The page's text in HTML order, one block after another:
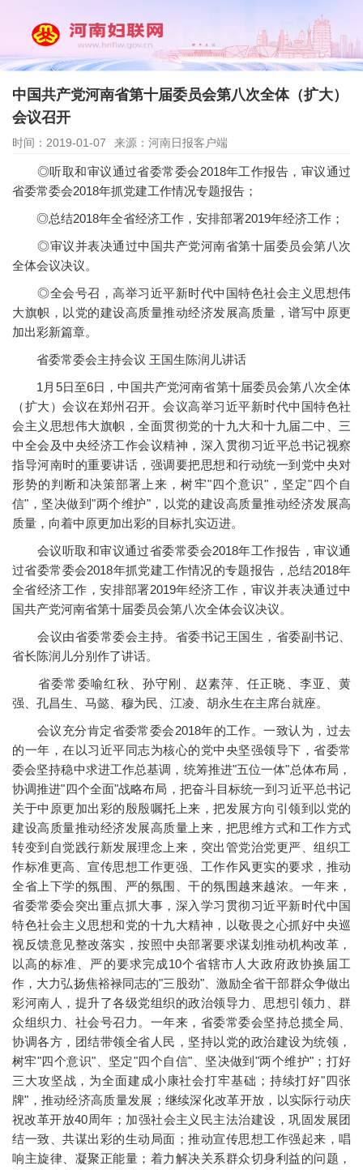
中国共产党河南省第十届委员会第八次全体（扩大）
会议召开
时间：2019-01-07 来源：河南日报客户端
◎听取和审议通过省委常委会2018年工作报告，审议通过
省委常委会2018年抓党建工作情况专题报告；
◎总结2018年全省经济工作，安排部署2019年经济工作；
◎审议并表决通过中国共产党河南省第十届委员会第八次
全体会议决议。
◎全会号召，高举习近平新时代中国特色社会主义思想伟
大旗帜，以党的建设高质量推动经济发展高质量，谱写中原更
加出彩新篇章。
省委常委会主持会议 王国生陈润儿讲话
1月5日至6日，中国共产党河南省第十届委员会第八次全体
（扩大）会议在郑州召开。会议高举习近平新时代中国特色社
会主义思想伟大旗帜，全面贯彻党的十九大和十九届二中、三
中全会及中央经济工作会议精神，深入贯彻习近平总书记视察
指导河南时的重要讲话，强调要把思想和行动统一到党中央对
形势的判断和决策部署上来，树牢"四个意识"，坚定"四个自
信"，坚决做到"两个维护"，以党的建设高质量推动经济发展高
质量，向着中原更加出彩的目标扎实迈进。
会议听取和审议通过省委常委会2018年工作报告，审议通
过省委常委会2018年抓党建工作情况的专题报告，总结2018年
全省经济工作，安排部署2019年经济工作，审议并表决通过中
国共产党河南省第十届委员会第八次全体会议决议。
会议由省委常委会主持。省委书记王国生，省委副书记、
省长陈润儿分别作了讲话。
省委常委喻红秋、孙守刚、赵素萍、任正晓、李亚、黄
强、孔昌生、马懿、穆为民、江凌、胡永生在主席台就座。
会议充分肯定省委常委会2018年的工作。一致认为，过去
的一年，在以习近平同志为核心的党中央坚强领导下，省委常
委会坚持稳中求进工作总基调，统筹推进"五位一体"总体布局，
协调推进"四个全面"战略布局，把奋斗目标统一到习近平总书记
关于中原更加出彩的殷殷嘱托上来，把发展方向引领到以党的
建设高质量推动经济发展高质量上来，把思维方式和工作方式
转变到自觉践行新发展理念上来，突出管党治党更严、组织工
作标准更高、宣传思想工作更强、工作作风更实的要求，推动
全省上下学的氛围、严的氛围、干的氛围越来越浓。一年来，
省委常委会突出重点抓大事，深入学习贯彻习近平新时代中国
特色社会主义思想和党的十九大精神，以敬畏之心抓好中央巡
视反馈意见整改落实，按照中央部署要求谋划推动机构改革，
以高的标准、严的要求完成10个省辖市人大政府政协换届工
作，大力弘扬焦裕禄同志的"三股劲"、激励全省干部群众争做出
彩河南人，提升了各级党组织的政治领导力、思想引领力、群
众组织力、社会号召力。一年来，省委常委会坚持总揽全局、
协调各方，团结带领全省人民，坚持以党的政治建设为统领，
树牢"四个意识"、坚定"四个自信"、坚决做到"两个维护"；打好
三大攻坚战，为全面建成小康社会打牢基础；持续打好"四张
牌"，推动经济高质量发展；继续深化改革开放，以实际行动庆
祝改革开放40周年；加强社会主义民主法治建设，巩固发展团
结一致、共谋出彩的生动局面；推动宣传思想工作强起来，唱
响主旋律、凝聚正能量；着力解决关系群众切身利益的问题，